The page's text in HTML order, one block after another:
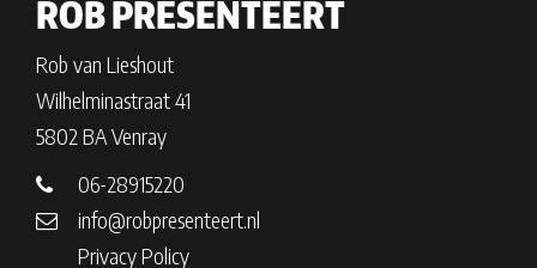
ROB PRESENTEERT
Rob van Lieshout
Wilhelminastraat 41
5802 BA Venray
06-28915220
info@robpresenteert.nl
Privacy Policy